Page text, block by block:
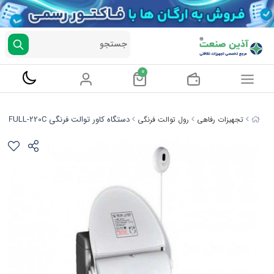
تجهیزات رفاهی رول توالت فرنگی دستگاه کاور توالت فرنگی FULL-220C
جستجو
0